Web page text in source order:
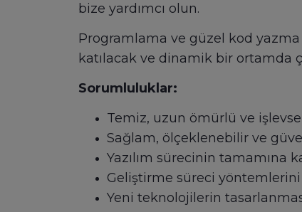
bize yardımcı olun.
Programlama ve güzel kod yazma
katılacak ve dinamik bir ortamda
Sorumluluklar:
Temiz, uzun ömürlü ve
Sağlam, ölçeklenebilir ve
Yazılım sürecinin tamamına
Geliştirme süreci
Yeni teknolojilerin